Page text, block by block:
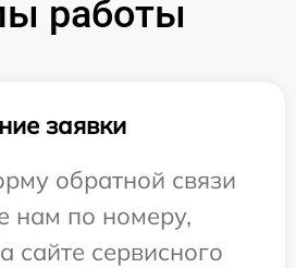
работы
заявки
обратной связи
нам по номеру,
сайте сервисного